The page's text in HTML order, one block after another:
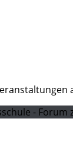
- Forum